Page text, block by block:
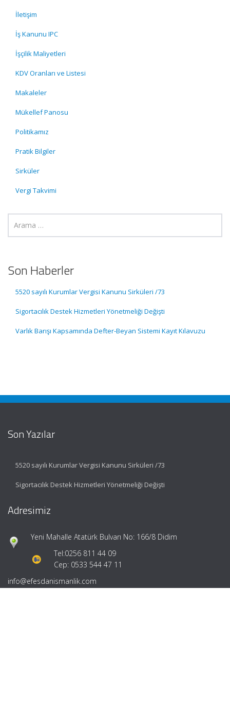
İletişim
İş Kanunu IPC
İşçilik Maliyetleri
KDV Oranları ve Listesi
Makaleler
Mükellef Panosu
Politikamız
Pratik Bilgiler
Sirküler
Vergi Takvimi
Son Haberler
5520 sayılı Kurumlar Vergisi Kanunu Sirküleri /73
Sigortacılık Destek Hizmetleri Yönetmeliği Değişti
Varlık Barışı Kapsamında Defter-Beyan Sistemi Kayıt Kılavuzu
Son Yazılar
5520 sayılı Kurumlar Vergisi Kanunu Sirküleri /73
Sigortacılık Destek Hizmetleri Yönetmeliği Değişti
Adresimiz
Yeni Mahalle Atatürk Bulvarı No: 166/8 Didim
Tel:0256 811 44 09
Cep: 0533 544 47 11
info@efesdanismanlik.com